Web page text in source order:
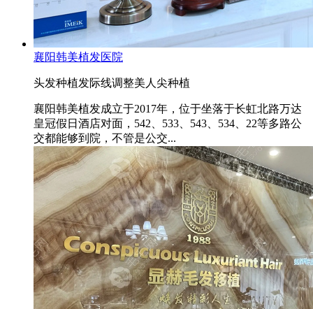
襄阳韩美植发医院
头发种植发际线调整美人尖种植
襄阳韩美植发成立于2017年，位于坐落于长虹北路万达
皇冠假日酒店对面，542、533、543、534、22等多路公
交都能够到院，不管是公交...